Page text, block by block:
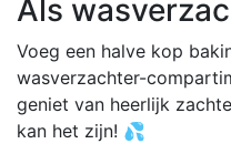
Als
Voeg een halve kop
wasverzachter-
geniet van heerlijk
kan het zijn! 💦